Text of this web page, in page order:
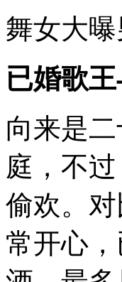
舞女大
已婚歌
向来是
庭，不
偷欢。
常开心